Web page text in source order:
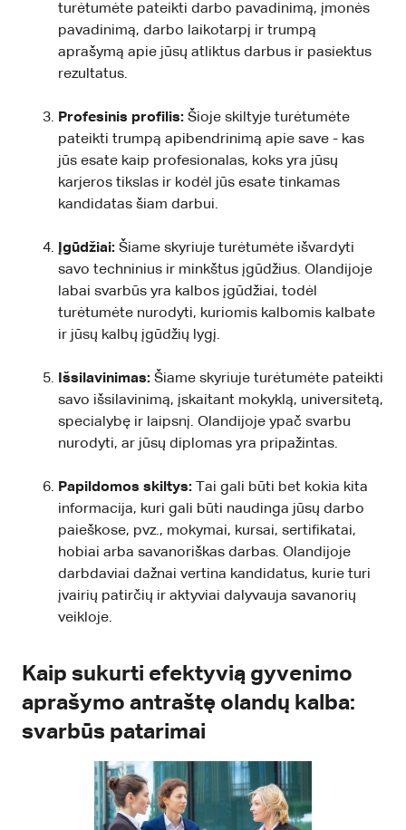
turėtumėte pateikti darbo pavadinimą, įmonės
pavadinimą, darbo laikotarpį ir trumpą
aprašymą apie jūsų atliktus darbus ir pasiektus
rezultatus.
Profesinis profilis: Šioje skiltyje turėtumėte
pateikti trumpą apibendrinimą apie save - kas
jūs esate kaip profesionalas, koks yra jūsų
karjeros tikslas ir kodėl jūs esate tinkamas
kandidatas šiam darbui.
Įgūdžiai: Šiame skyriuje turėtumėte išvardyti
savo techninius ir minkštus įgūdžius. Olandijoje
labai svarbūs yra kalbos įgūdžiai, todėl
turėtumėte nurodyti, kuriomis kalbomis kalbate
ir jūsų kalbų įgūdžių lygį.
Išsilavinimas: Šiame skyriuje turėtumėte pateikti
savo išsilavinimą, įskaitant mokyklą, universitetą,
specialybę ir laipsnį. Olandijoje ypač svarbu
nurodyti, ar jūsų diplomas yra pripažintas.
Papildomos skiltys: Tai gali būti bet kokia kita
informacija, kuri gali būti naudinga jūsų darbo
paieškose, pvz., mokymai, kursai, sertifikatai,
hobiai arba savanoriškas darbas. Olandijoje
darbdaviai dažnai vertina kandidatus, kurie turi
įvairių patirčių ir aktyviai dalyvauja savanorių
veikloje.
Kaip sukurti efektyvią gyvenimo
aprašymo antraštę olandų kalba:
svarbūs patarimai